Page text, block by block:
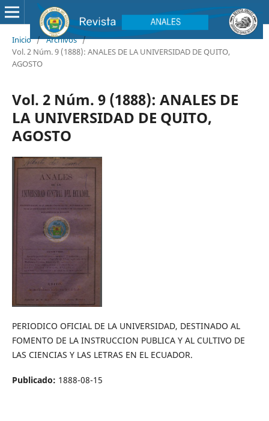
Inicio / Archivos /
Vol. 2 Núm. 9 (1888): ANALES DE LA UNIVERSIDAD DE QUITO,
AGOSTO
Vol. 2 Núm. 9 (1888): ANALES DE
LA UNIVERSIDAD DE QUITO,
AGOSTO
PERIODICO OFICIAL DE LA UNIVERSIDAD, DESTINADO AL
FOMENTO DE LA INSTRUCCION PUBLICA Y AL CULTIVO DE
LAS CIENCIAS Y LAS LETRAS EN EL ECUADOR.
Publicado: 1888-08-15